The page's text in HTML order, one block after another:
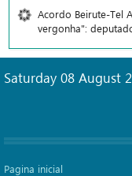
Acordo Beirute-Tel
vergonha":
Saturday 08 August
Pagina inicial